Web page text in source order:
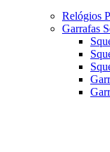
Relógios
Garrafas